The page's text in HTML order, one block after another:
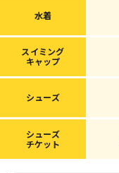
水着
スイミング
キャップ
シューズ
シューズ
チケット